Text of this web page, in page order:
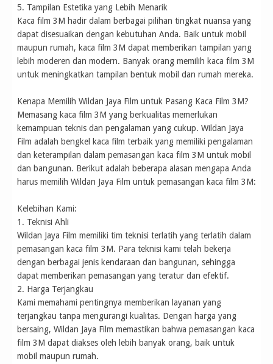
5. Tampilan Estetika yang Lebih Menarik
Kaca film 3M hadir dalam berbagai pilihan tingkat nuansa yang
dapat disesuaikan dengan kebutuhan Anda. Baik untuk mobil
maupun rumah, kaca film 3M dapat memberikan tampilan yang
lebih moderen dan modern. Banyak orang memilih kaca film 3M
untuk meningkatkan tampilan bentuk mobil dan rumah mereka.
Kenapa Memilih Wildan Jaya Film untuk Pasang Kaca Film 3M?
Memasang kaca film 3M yang berkualitas memerlukan
kemampuan teknis dan pengalaman yang cukup. Wildan Jaya
Film adalah bengkel kaca film terbaik yang memiliki pengalaman
dan keterampilan dalam pemasangan kaca film 3M untuk mobil
dan bangunan. Berikut adalah beberapa alasan mengapa Anda
harus memilih Wildan Jaya Film untuk pemasangan kaca film 3M:
Kelebihan Kami:
1. Teknisi Ahli
Wildan Jaya Film memiliki tim teknisi terlatih yang terlatih dalam
pemasangan kaca film 3M. Para teknisi kami telah bekerja
dengan berbagai jenis kendaraan dan bangunan, sehingga
dapat memberikan pemasangan yang teratur dan efektif.
2. Harga Terjangkau
Kami memahami pentingnya memberikan layanan yang
terjangkau tanpa mengurangi kualitas. Dengan harga yang
bersaing, Wildan Jaya Film memastikan bahwa pemasangan kaca
film 3M dapat diakses oleh lebih banyak orang, baik untuk
mobil maupun rumah.